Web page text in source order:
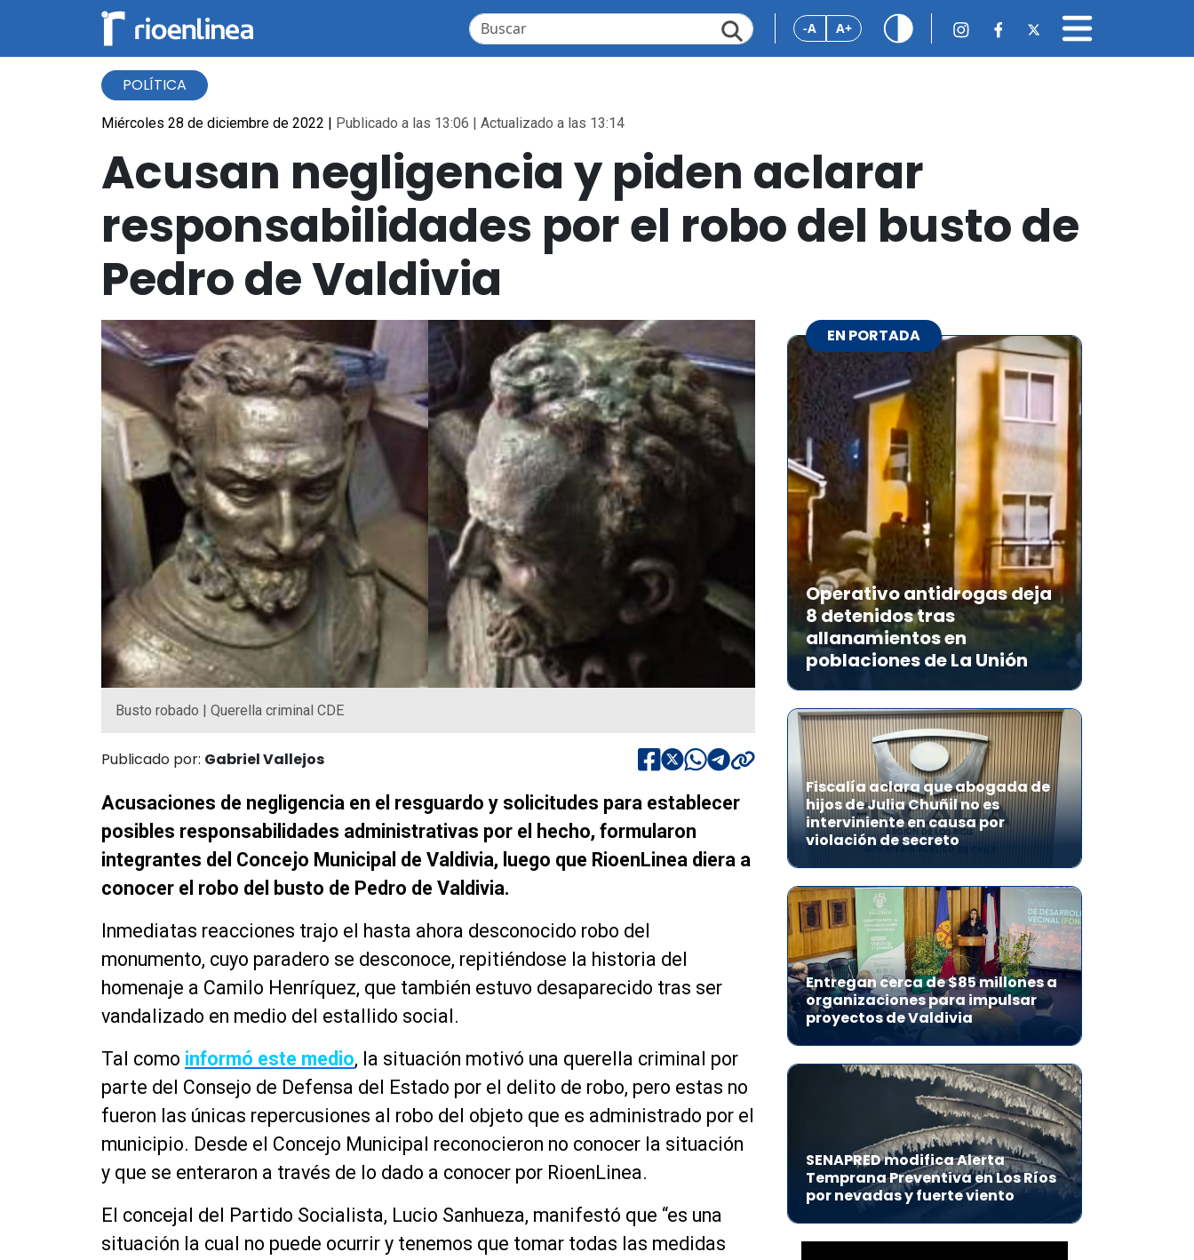
-A A+
POLÍTICA
Miércoles 28 de diciembre de 2022 | Publicado a las 13:06 | Actualizado a las 13:14
Acusan negligencia y piden aclarar
responsabilidades por el robo del busto de
Pedro de Valdivia
Busto robado | Querella criminal CDE
Publicado por: Gabriel Vallejos
Acusaciones de negligencia en el resguardo y solicitudes para establecer
posibles responsabilidades administrativas por el hecho, formularon
integrantes del Concejo Municipal de Valdivia, luego que RioenLinea diera a
conocer el robo del busto de Pedro de Valdivia.
Inmediatas reacciones trajo el hasta ahora desconocido robo del
monumento, cuyo paradero se desconoce, repitiéndose la historia del
homenaje a Camilo Henríquez, que también estuvo desaparecido tras ser
vandalizado en medio del estallido social.
Tal como informó este medio, la situación motivó una querella criminal por
parte del Consejo de Defensa del Estado por el delito de robo, pero estas no
fueron las únicas repercusiones al robo del objeto que es administrado por el
municipio. Desde el Concejo Municipal reconocieron no conocer la situación
y que se enteraron a través de lo dado a conocer por RioenLinea.
El concejal del Partido Socialista, Lucio Sanhueza, manifestó que “es una
situación la cual no puede ocurrir y tenemos que tomar todas las medidas
EN PORTADA
Operativo antidrogas deja
8 detenidos tras
allanamientos en
poblaciones de La Unión
Fiscalía aclara que abogada de
hijos de Julia Chuñil no es
interviniente en causa por
violación de secreto
Entregan cerca de $85 millones a
organizaciones para impulsar
proyectos de Valdivia
SENAPRED modifica Alerta
Temprana Preventiva en Los Ríos
por nevadas y fuerte viento